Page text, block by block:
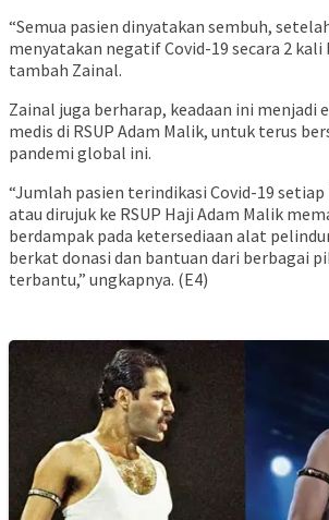
“Semua pasien dinyatakan sembuh,
menyatakan negatif Covid-19 secara 2
tambah Zainal.
Zainal juga berharap, keadaan ini menjadi
medis di RSUP Adam Malik, untuk terus
pandemi global ini.
“Jumlah pasien terindikasi Covid-19
atau dirujuk ke RSUP Haji Adam Malik
berdampak pada ketersediaan alat
berkat donasi dan bantuan dari berbagai
terbantu,” ungkapnya. (E4)